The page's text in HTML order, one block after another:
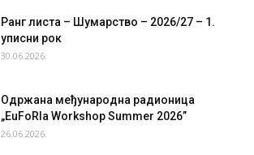
Ранг листа – Шумарство – 2026/27 – 1.
уписни рок
30.06.2026.
Одржана међународна радионица
„EuFoRIa Workshop Summer 2026”
26.06.2026.